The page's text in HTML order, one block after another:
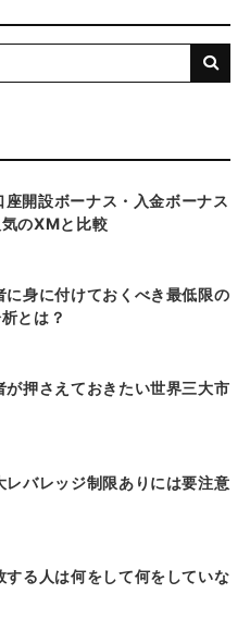
開設ボーナス・入金ボーナス
のXMと比較
に身に付けておくべき最低限の
とは？
が押さえておきたい世界三大市
レバレッジ制限ありには要注意
する人は何をして何をしていな